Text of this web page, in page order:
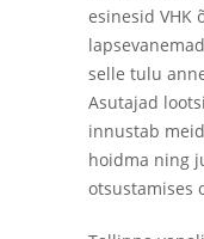
esinesid VHK
selle tulu
Asutajad
innustab
hoidma ning
otsustamises